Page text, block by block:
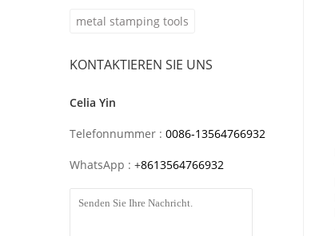
metal stamping tools
KONTAKTIEREN SIE UNS
Celia Yin
Telefonnummer : 0086-13564766932
WhatsApp : +8613564766932